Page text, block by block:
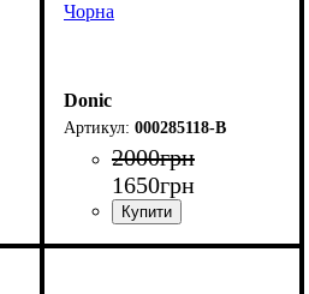
Чорна
Donic
000285118-B
2000грн
1650грн